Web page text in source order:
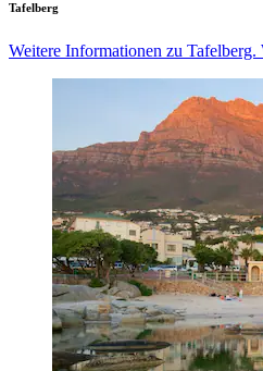
Tafelberg
Weitere Informationen zu